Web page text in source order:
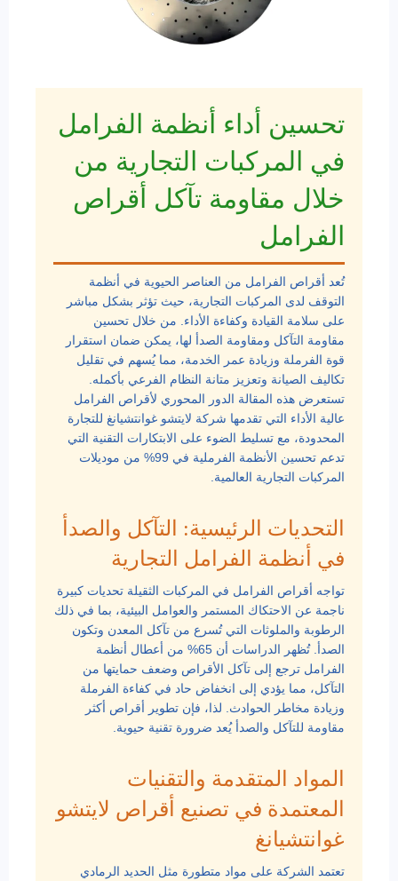
تحسين أداء أنظمة الفرامل
في المركبات التجارية من
خلال مقاومة تآكل أقراص
الفرامل
تُعد أقراص الفرامل من العناصر الحيوية في أنظمة
التوقف لدى المركبات التجارية، حيث تؤثر بشكل مباشر
على سلامة القيادة وكفاءة الأداء. من خلال تحسين
مقاومة التآكل ومقاومة الصدأ لها، يمكن ضمان استقرار
قوة الفرملة وزيادة عمر الخدمة، مما يُسهم في تقليل
تكاليف الصيانة وتعزيز متانة النظام الفرعي بأكمله.
تستعرض هذه المقالة الدور المحوري لأقراص الفرامل
عالية الأداء التي تقدمها شركة لايتشو غوانتشيانغ للتجارة
المحدودة، مع تسليط الضوء على الابتكارات التقنية التي
تدعم تحسين الأنظمة الفرملية في 99% من موديلات
المركبات التجارية العالمية.
التحديات الرئيسية: التآكل والصدأ
في أنظمة الفرامل التجارية
تواجه أقراص الفرامل في المركبات الثقيلة تحديات كبيرة
ناجمة عن الاحتكاك المستمر والعوامل البيئية، بما في ذلك
الرطوبة والملوثات التي تُسرع من تآكل المعدن وتكون
الصدأ. تُظهر الدراسات أن 65% من أعطال أنظمة
الفرامل ترجع إلى تآكل الأقراص وضعف حمايتها من
التآكل، مما يؤدي إلى انخفاض حاد في كفاءة الفرملة
وزيادة مخاطر الحوادث. لذا، فإن تطوير أقراص أكثر
مقاومة للتآكل والصدأ يُعد ضرورة تقنية حيوية.
المواد المتقدمة والتقنيات
المعتمدة في تصنيع أقراص لايتشو
غوانتشيانغ
تعتمد الشركة على مواد متطورة مثل الحديد الرمادي